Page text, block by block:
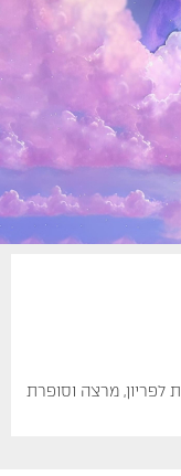
לפריון, מרצה וסופרת